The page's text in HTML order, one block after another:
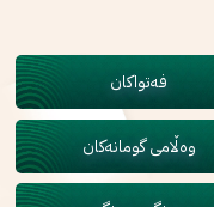
فەتواکان
وەڵامی گومانەکان